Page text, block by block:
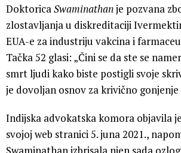
DoktoricaSwaminathanje pozvana
zlostavljanja u diskreditaciji
EUA-e za industriju vakcina i
Tačka 52 glasi: „Čini se da ste se
smrt ljudi kako biste postigli svoje
je dovoljan osnov za krivično gonjenje
Indijska advokatska komora objavila
svojoj web stranici 5. juna 2021.,
Swaminathan izbrisala njen sada